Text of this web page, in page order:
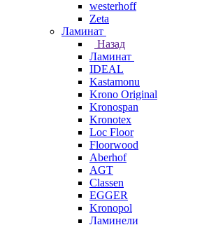
westerhoff
Zeta
Ламинат
Назад
Ламинат
IDEAL
Kastamonu
Krono Original
Kronospan
Kronotex
Loc Floor
Floorwood
Aberhof
AGT
Classen
EGGER
Kronopol
Ламинели